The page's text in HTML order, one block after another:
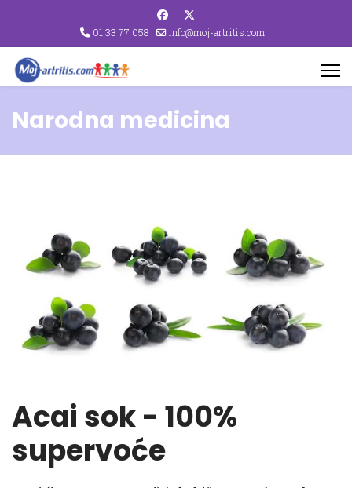
01 33 77 058 info@moj-artritis.com
Narodna medicina
Acai sok - 100%
supervoće